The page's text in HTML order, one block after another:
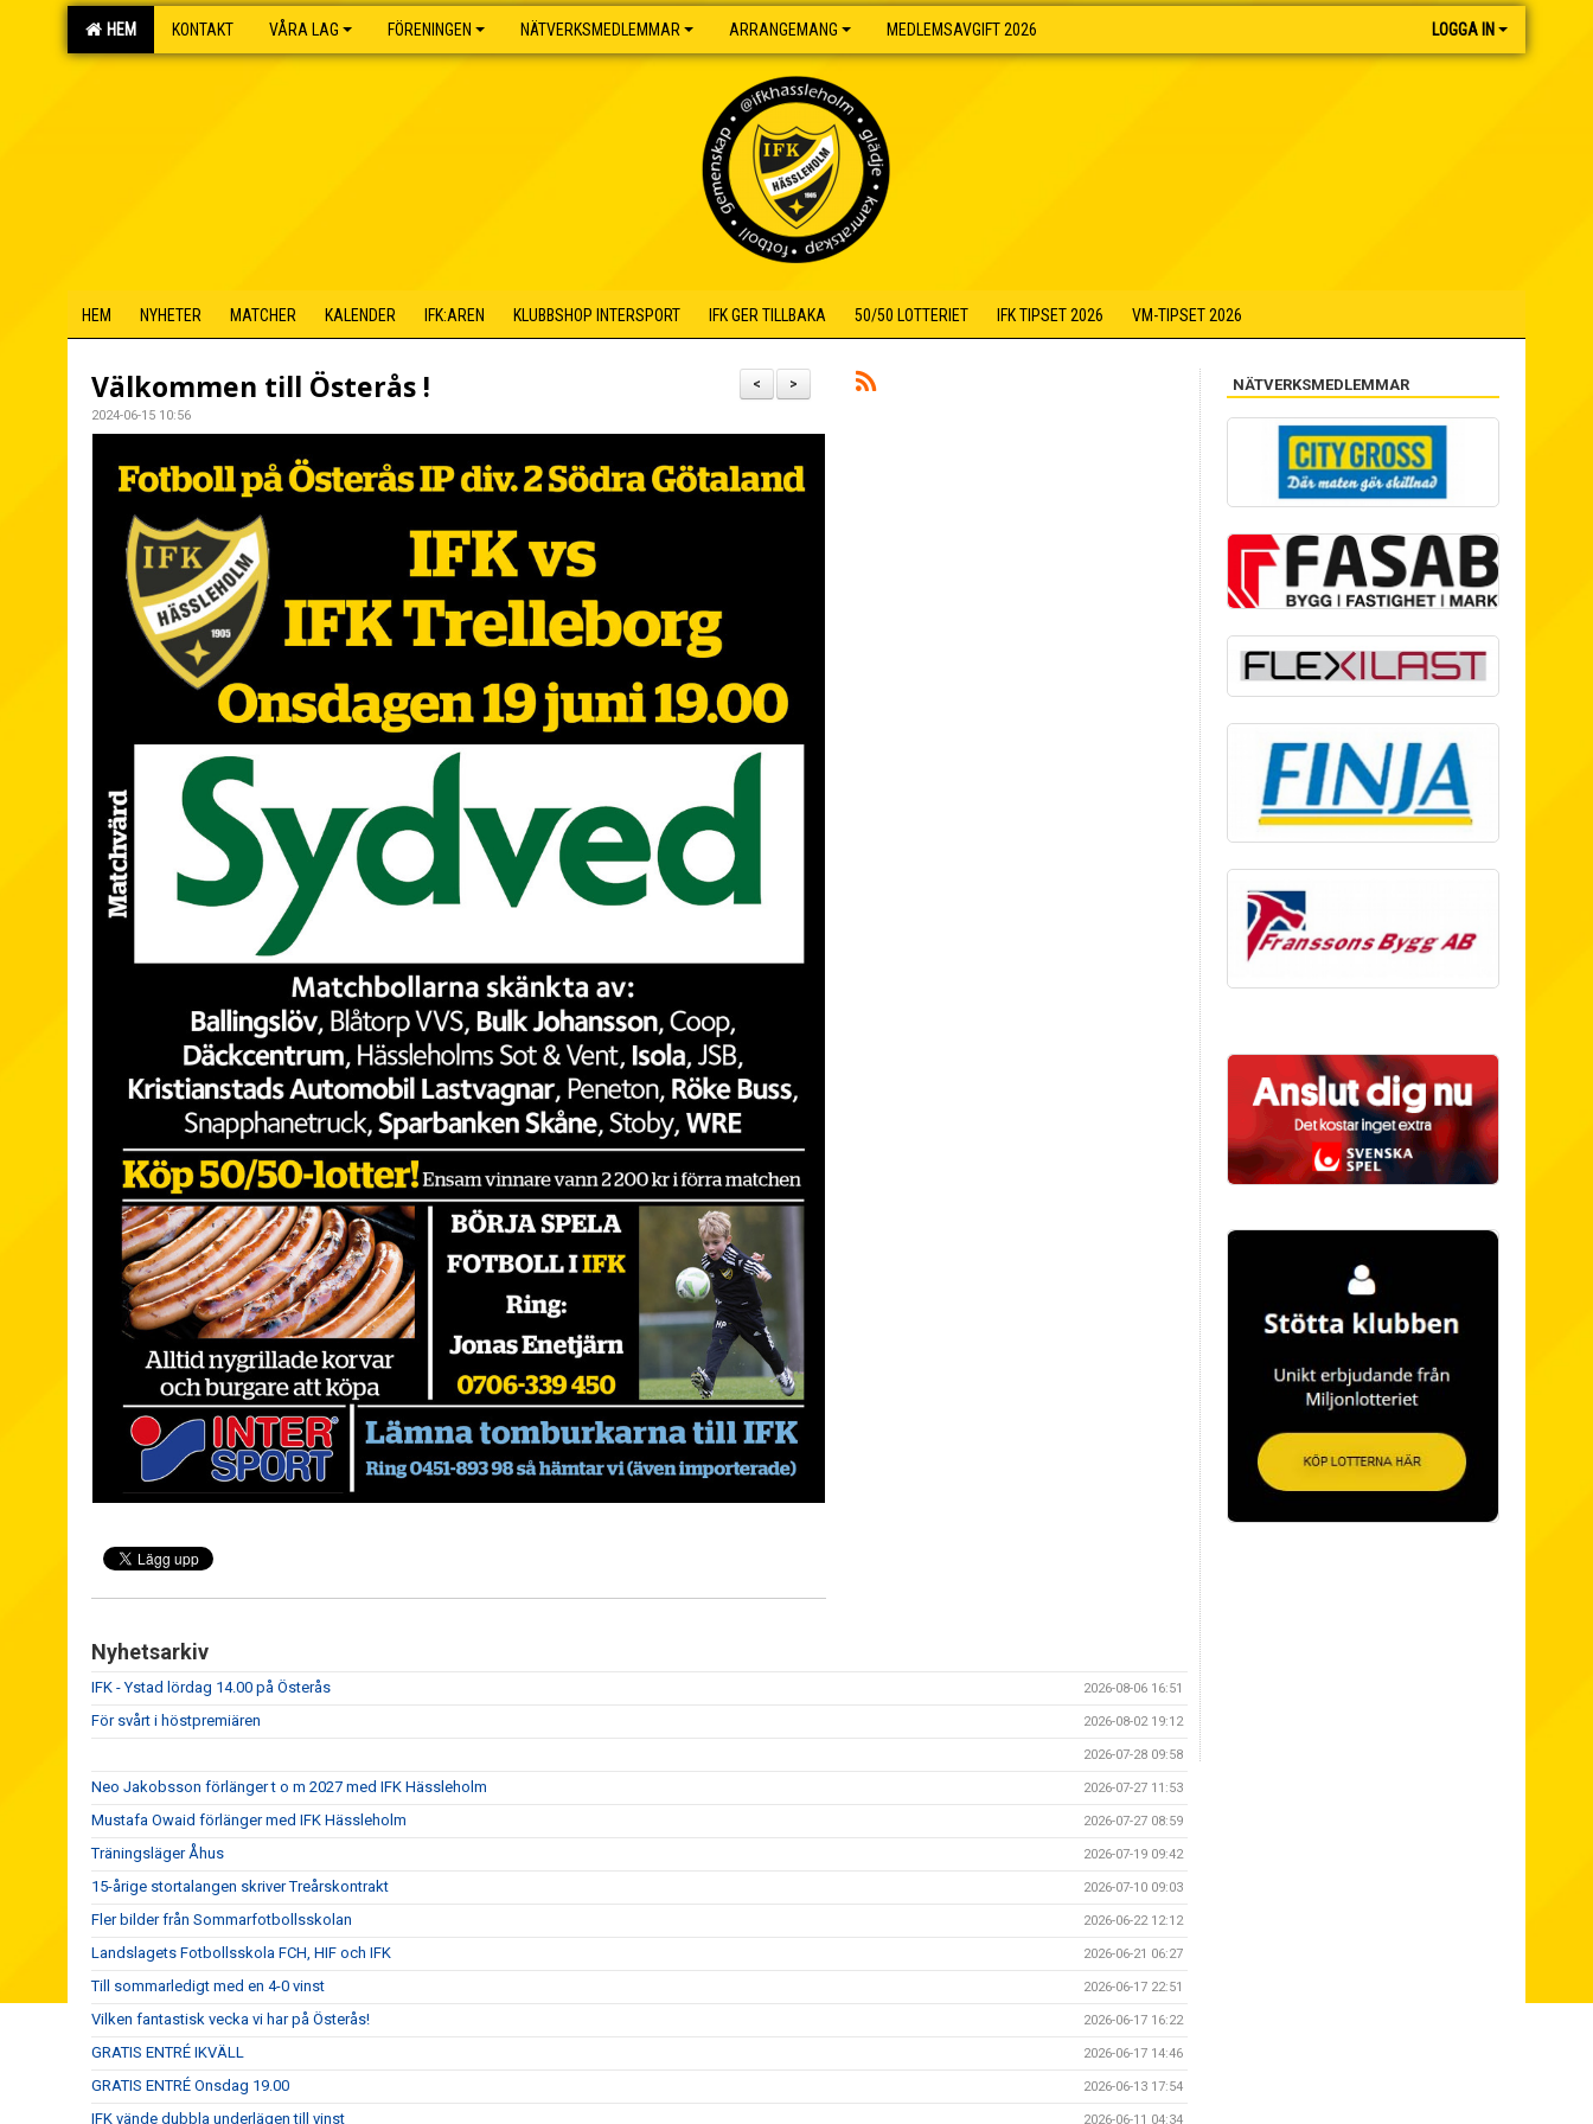
HEM KONTAKT VÅRA LAG FÖRENINGEN NÄTVERKSMEDLEMMAR ARRANGEMANG MEDLEMSAVGIFT 2026 LOGGA IN
HEM NYHETER MATCHER KALENDER IFK:AREN KLUBBSHOP INTERSPORT IFK GER TILLBAKA 50/50 LOTTERIET IFK TIPSET 2026 VM-TIPSET 2026
>
<
Välkommen till Österås !
2024-06-15 10:56
Nyhetsarkiv
IFK - Ystad lördag 14.00 på Österås 2026-08-06 16:51
För svårt i höstpremiären 2026-08-02 19:12
2026-07-28 09:58
Neo Jakobsson förlänger t o m 2027 med IFK Hässleholm 2026-07-27 11:53
Mustafa Owaid förlänger med IFK Hässleholm 2026-07-27 08:59
Träningsläger Åhus 2026-07-19 09:42
15-årige stortalangen skriver Treårskontrakt 2026-07-10 09:03
Fler bilder från Sommarfotbollsskolan 2026-06-22 12:12
Landslagets Fotbollsskola FCH, HIF och IFK 2026-06-21 06:27
Till sommarledigt med en 4-0 vinst 2026-06-17 22:51
Vilken fantastisk vecka vi har på Österås! 2026-06-17 16:22
GRATIS ENTRÉ IKVÄLL 2026-06-17 14:46
GRATIS ENTRÉ Onsdag 19.00 2026-06-13 17:54
IFK vände dubbla underlägen till vinst 2026-06-11 04:34
NÄTVERKSMEDLEMMAR